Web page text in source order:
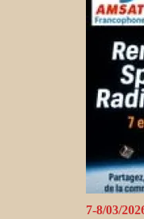
7-8/03/